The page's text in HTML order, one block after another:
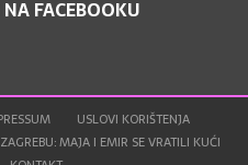
FACEBOOKU
USLOVI KORIŠTENJA
MAJA I EMIR SE VRATILI KUĆI